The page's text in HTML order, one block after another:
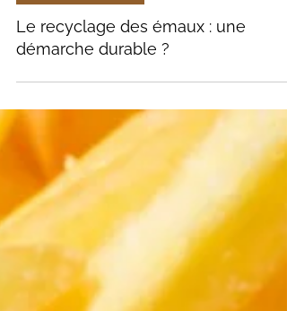
Matériel & Matière
Le recyclage des émaux : une
démarche durable ?